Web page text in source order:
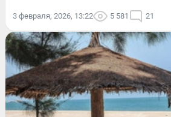
3 февраля, 2026, 13:22 5 581 21